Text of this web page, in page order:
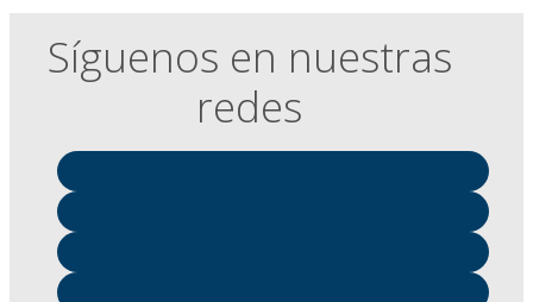
Síguenos en nuestras
redes